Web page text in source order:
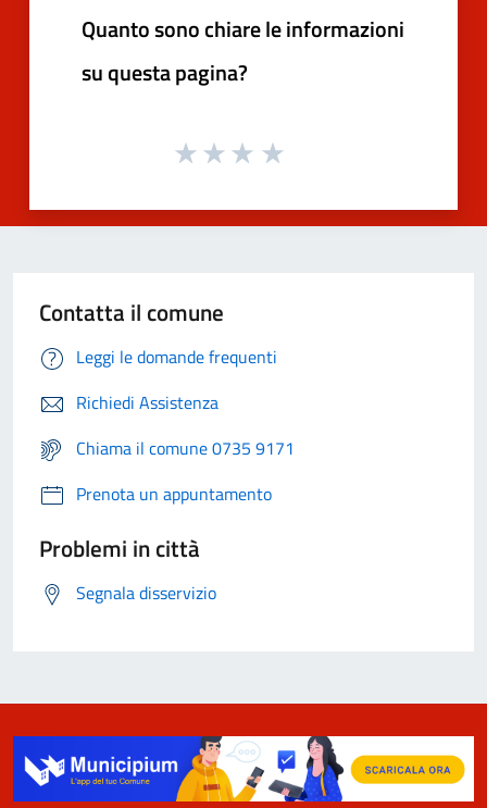
Quanto sono chiare le informazioni
su questa pagina?
Contatta il comune
Leggi le domande frequenti
Richiedi Assistenza
Chiama il comune 0735 9171
Prenota un appuntamento
Problemi in città
Segnala disservizio